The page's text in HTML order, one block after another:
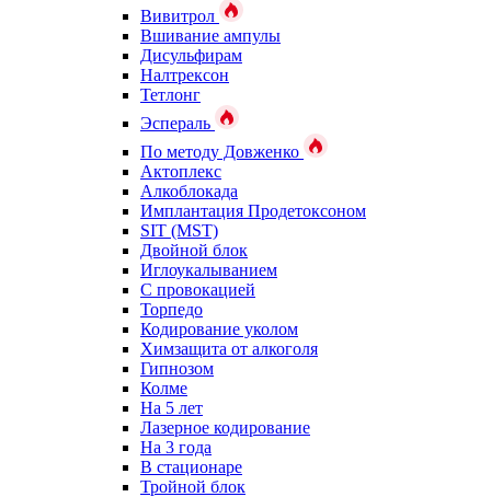
Вивитрол
Вшивание ампулы
Дисульфирам
Налтрексон
Тетлонг
Эспераль
По методу Довженко
Актоплекс
Алкоблокада
Имплантация Продетоксоном
SIT (MST)
Двойной блок
Иглоукалыванием
С провокацией
Торпедо
Кодирование уколом
Химзащита от алкоголя
Гипнозом
Колме
На 5 лет
Лазерное кодирование
На 3 года
В стационаре
Тройной блок